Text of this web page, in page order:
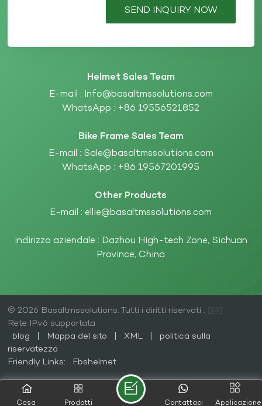
SEND INQUIRY NOW
Helmet Sales Team
E-mail : Info@basaltmssolutions.com
WhatsApp : +86 19556521852
Bike Frame Sales Team
E-mail : Sale@basaltmssolutions.com
WhatsApp : +86 19567201995
Other Products
E-mail : ellie@basaltmssolutions.com
indirizzo aziendale : Dazhou High-tech Zone, Sichuan
Province, China
© 2026 Basaltmssolutions. Tutti i diritti riservati .
Rete IPv6 supportata
blog
| Mappa del sito | XML |
politica sulla
riservatezza
Friendly Links:
Fbshelmet
Casa Prodotti Applicazione
Contattaci